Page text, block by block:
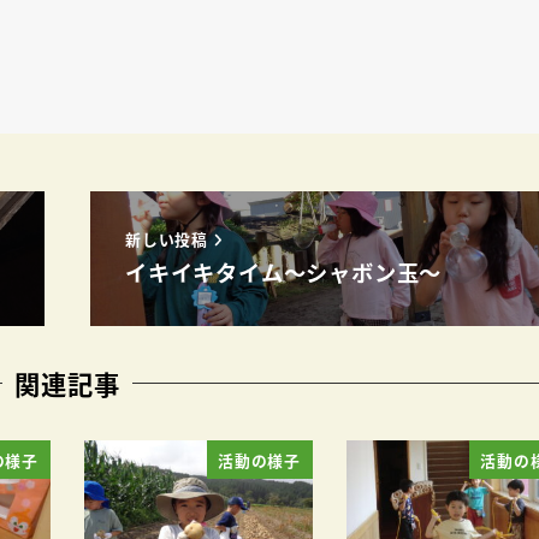
新しい投稿
イキイキタイム～シャボン玉～
関連記事
様子 活動の様子 活動の